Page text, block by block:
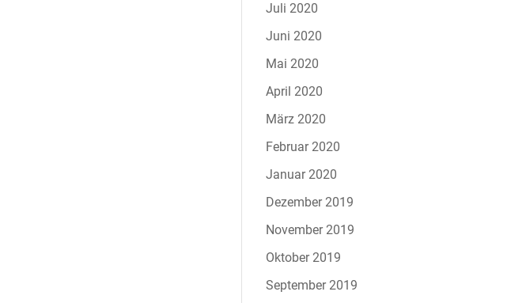
Juli 2020
Juni 2020
Mai 2020
April 2020
März 2020
Februar 2020
Januar 2020
Dezember 2019
November 2019
Oktober 2019
September 2019